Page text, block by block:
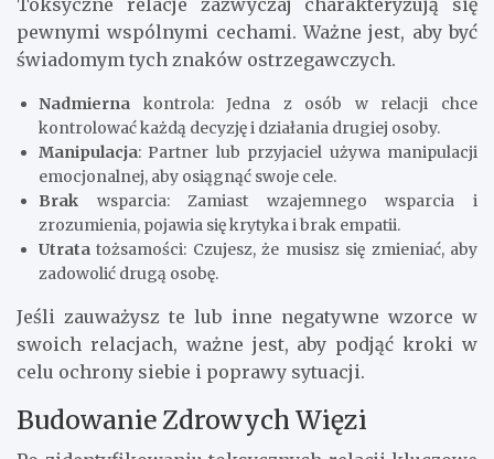
Toksyczne relacje zazwyczaj charakteryzują się
pewnymi wspólnymi cechami. Ważne jest, aby być
świadomym tych znaków ostrzegawczych.
Nadmierna kontrola: Jedna z osób w relacji chce
kontrolować każdą decyzję i działania drugiej osoby.
Manipulacja: Partner lub przyjaciel używa manipulacji
emocjonalnej, aby osiągnąć swoje cele.
Brak wsparcia: Zamiast wzajemnego wsparcia i
zrozumienia, pojawia się krytyka i brak empatii.
Utrata tożsamości: Czujesz, że musisz się zmieniać, aby
zadowolić drugą osobę.
Jeśli zauważysz te lub inne negatywne wzorce w
swoich relacjach, ważne jest, aby podjąć kroki w
celu ochrony siebie i poprawy sytuacji.
Budowanie Zdrowych Więzi